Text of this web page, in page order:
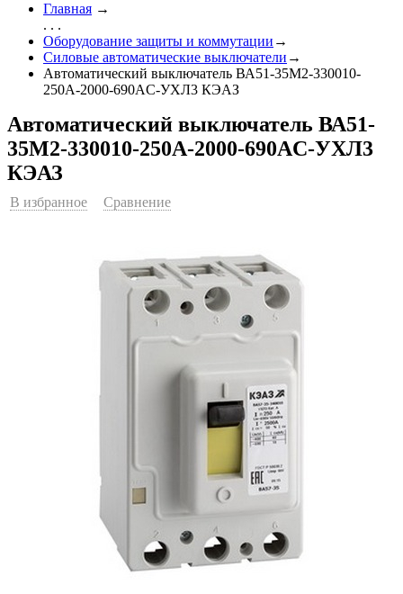
Главная →
. . .
Оборудование защиты и коммутации →
Силовые автоматические выключатели →
Автоматический выключатель ВА51-35М2-330010-
250А-2000-690AC-УХЛ3 КЭАЗ
Автоматический выключатель ВА51-
35М2-330010-250А-2000-690AC-УХЛ3
КЭАЗ
В избранное Сравнение